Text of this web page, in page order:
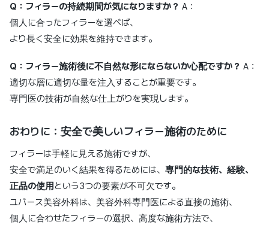
Q：フィラーの持続期間が気になりますか？ A：
個人に合ったフィラーを選べば、
より長く安全に効果を維持できます。
Q：フィラー施術後に不自然な形にならないか心配ですか？ A：
適切な層に適切な量を注入することが重要です。
専門医の技術が自然な仕上がりを実現します。
おわりに：安全で美しいフィラー施術のために
フィラーは手軽に見える施術ですが、
安全で満足のいく結果を得るためには、 専門的な技術、経験、
正品の使用 という3つの要素が不可欠です。
ユバース美容外科は、美容外科専門医による直接の施術、
個人に合わせたフィラーの選択、高度な施術方法で、